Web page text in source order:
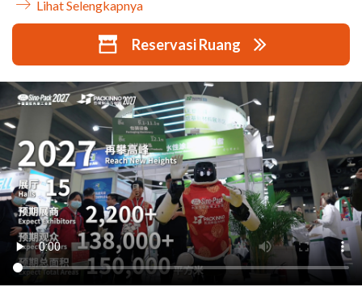
Lihat Selengkapnya
Reservasi Ruang